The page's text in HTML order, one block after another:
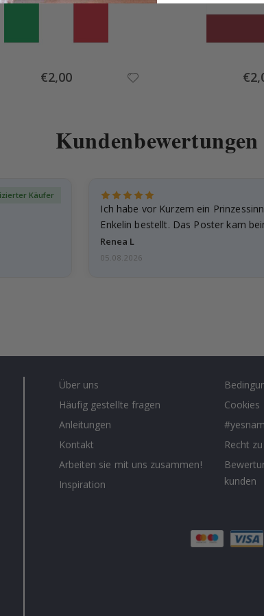
Special
Price
€2,00 Price
Kundenbewertungen
Käufer
Ich habe vor Kurzem ein
Enkelin bestellt. Das Poster kam
beschädigt…
Renea L
05.08.2026
Über uns
Häufig gestellte fragen
Anleitungen
Kontakt
Arbeiten sie mit uns zusammen!
Inspiration
Cookies
Recht
kunden